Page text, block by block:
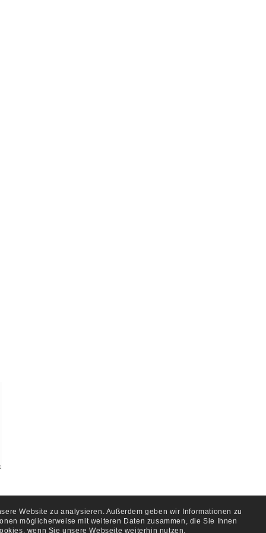
Website zu analysieren. Außerdem geben wir Informationen zu
möglicherweise mit weiteren Daten zusammen, die Sie Ihnen
wenn Sie unsere Webseite weiterhin nutzen.